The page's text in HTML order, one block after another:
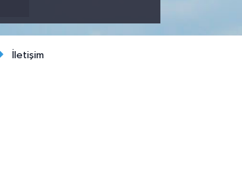
İletişim